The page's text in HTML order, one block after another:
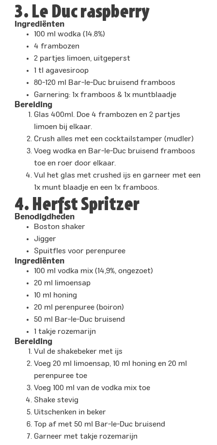
3. Le Duc raspberry
Ingrediënten
100 ml wodka (14.8%)
4 frambozen
2 partjes limoen, uitgeperst
1 tl agavesiroop
80-120 ml Bar-le-Duc bruisend framboos
Garnering: 1x framboos & 1x muntblaadje
Bereiding
Glas 400ml. Doe 4 frambozen en 2 partjes
limoen bij elkaar.
Crush alles met een cocktailstamper (mudler)
Voeg wodka en Bar-le-Duc bruisend framboos
toe en roer door elkaar.
Vul het glas met crushed ijs en garneer met een
1x munt blaadje en een 1x framboos.
4. Herfst Spritzer
Benodigdheden
Boston shaker
Jigger
Spuitfles voor perenpuree
Ingrediënten
100 ml vodka mix (14,9%, ongezoet)
20 ml limoensap
10 ml honing
20 ml perenpuree (boiron)
50 ml Bar-le-Duc bruisend
1 takje rozemarijn
Bereiding
Vul de shakebeker met ijs
Voeg 20 ml limoensap, 10 ml honing en 20 ml
perenpuree toe
Voeg 100 ml van de vodka mix toe
Shake stevig
Uitschenken in beker
Top af met 50 ml Bar-le-Duc bruisend
Garneer met takje rozemarijn